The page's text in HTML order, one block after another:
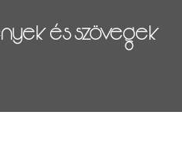
és szövegek